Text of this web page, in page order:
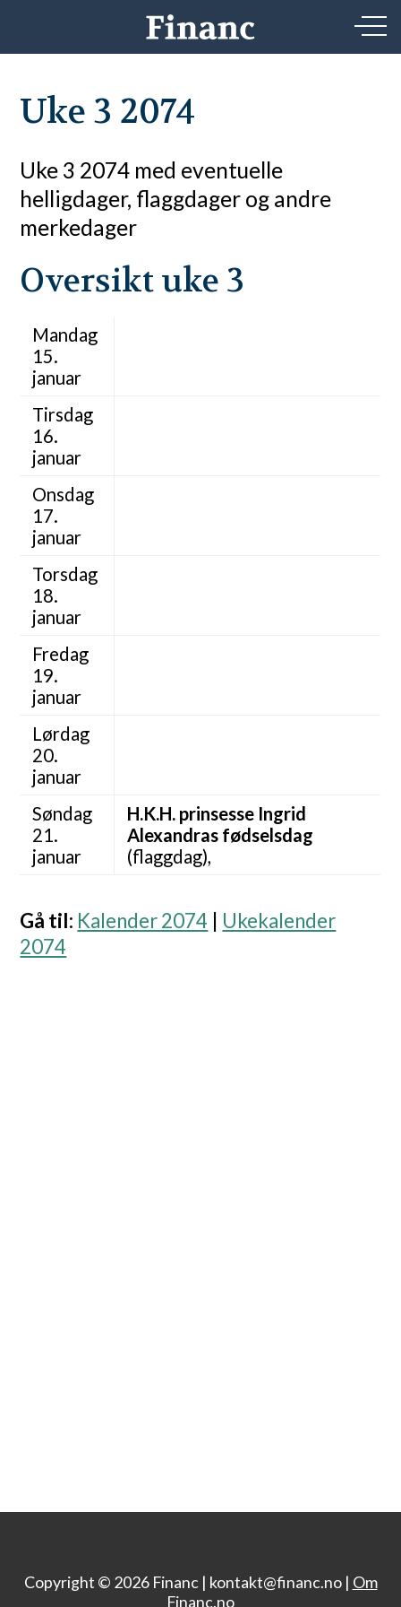
Uke 3 2074
Uke 3 2074 med eventuelle
helligdager, flaggdager og andre
merkedager
Oversikt uke 3
Mandag
15.
januar
Tirsdag
16.
januar
Onsdag
17.
januar
Torsdag
18.
januar
Fredag
19.
januar
Lørdag
20.
januar
Søndag
21.
januar
H.K.H. prinsesse Ingrid
Alexandras fødselsdag
(flaggdag),
Gå til: Kalender 2074
Ukekalender
2074
Copyright © 2026 Financ | kontakt@financ.no | Om
Financ.no